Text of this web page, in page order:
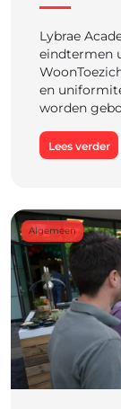
Lybrae
eindtermen
en
worden
Lees verder
Algemeen